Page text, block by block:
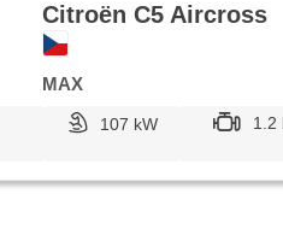
Citroën C5 Aircross
MAX
107 kW 1.2